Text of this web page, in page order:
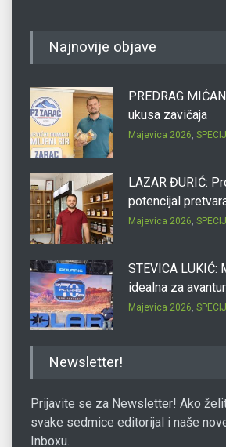
Najnovije objave
PREDRAG
ukusa zavičaja
Majevica 2026,
LAZAR ĐURIĆ:
potencijal
Majevica 2026,
STEVICA LUKIĆ:
idealna za
Majevica 2026,
Newsletter!
Prijavite se za Newsletter! Ako
svake sedmice editorijal i naše
Inboxu.